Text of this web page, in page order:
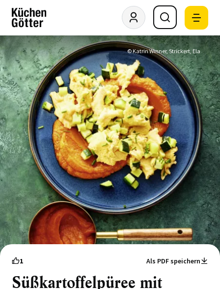
© Katrin Winner, Strickert, Ela
1 Als PDF speichern
Süßkartoffelpüree mit